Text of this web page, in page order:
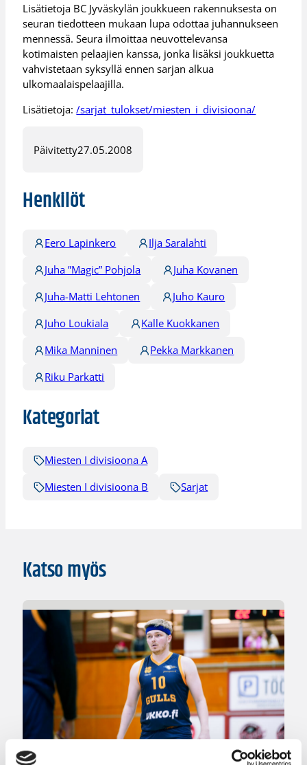
Lisätietoja BC Jyväskylän joukkueen rakennuksesta on
seuran tiedotteen mukaan lupa odottaa juhannukseen
mennessä. Seura ilmoittaa neuvottelevansa
kotimaisten pelaajien kanssa, jonka lisäksi joukkuetta
vahvistetaan syksyllä ennen sarjan alkua
ulkomaalaispelaajilla.
Lisätietoja:/sarjat_tulokset/miesten_i_divisioona/
Päivitetty27.05.2008
Henkilöt
Eero Lapinkero
Ilja Saralahti
Juha ”Magic” Pohjola
Juha Kovanen
Juha-Matti Lehtonen
Juho Kauro
Juho Loukiala
Kalle Kuokkanen
Mika Manninen
Pekka Markkanen
Riku Parkatti
Kategoriat
Miesten I divisioona A
Miesten I divisioona B
Sarjat
Katso myös